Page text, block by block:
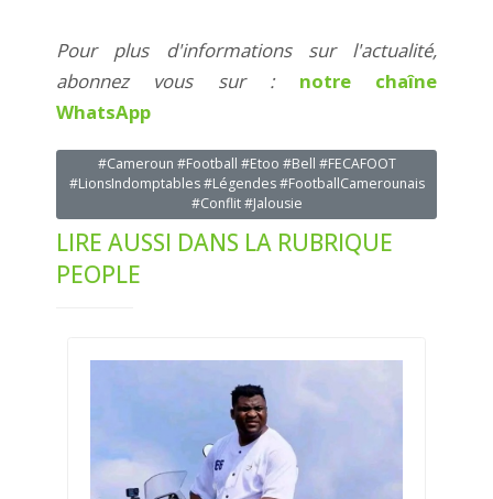
Pour plus d'informations sur l'actualité,
abonnez vous sur : notre chaîne
WhatsApp
#Cameroun #Football #Etoo #Bell #FECAFOOT
#LionsIndomptables #Légendes #FootballCamerounais
#Conflit #Jalousie
LIRE AUSSI DANS LA RUBRIQUE
PEOPLE